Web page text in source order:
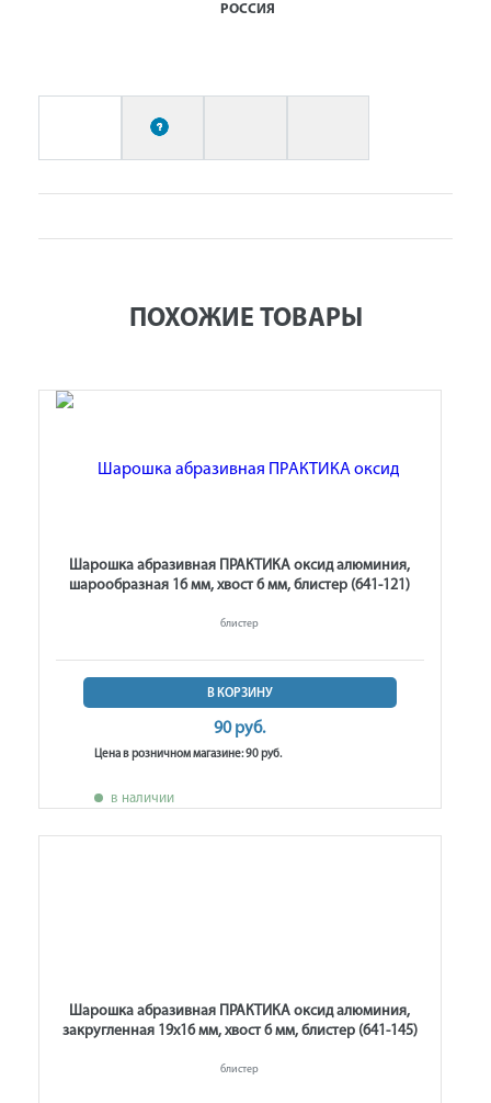
РОССИЯ
ПОХОЖИЕ ТОВАРЫ
Шарошка абразивная ПРАКТИКА оксид алюминия,
шарообразная 16 мм, хвост 6 мм, блистер (641-121)
блистер
В КОРЗИНУ
90 руб.
Цена в розничном магазине: 90 руб.
в наличии
Шарошка абразивная ПРАКТИКА оксид алюминия,
закругленная 19х16 мм, хвост 6 мм, блистер (641-145)
блистер